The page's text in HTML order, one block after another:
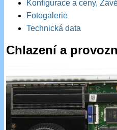
Konfigurace a ceny,
Fotogalerie
Technická data
Chlazení a